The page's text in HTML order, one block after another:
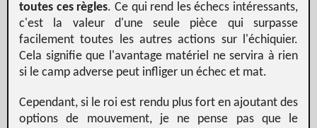
toutes ces règles. Ce qui rend les échecs intéressants,
c'est la valeur d'une seule pièce qui surpasse
facilement toutes les autres actions sur l'échiquier.
Cela signifie que l'avantage matériel ne servira à rien
si le camp adverse peut infliger un échec et mat.
Cependant, si le roi est rendu plus fort en ajoutant des
options de mouvement, je ne pense pas que le